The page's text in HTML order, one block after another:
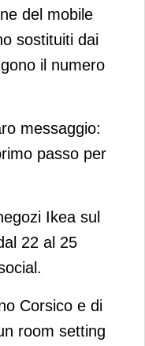
del mobile
sostituiti dai
il numero
messaggio:
passo per
Ikea sul
22 al 25
Corsico e di
room setting